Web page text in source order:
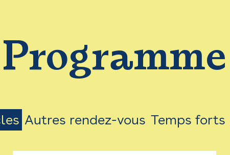
Menu
Programme
Autres rendez-vous Temps forts